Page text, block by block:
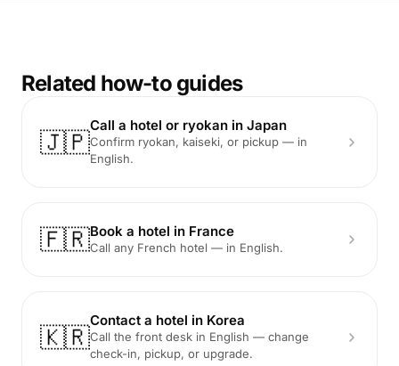
Related how-to guides
🇯🇵
Call a hotel or ryokan in Japan
Confirm ryokan, kaiseki, or pickup — in
English.
🇫🇷Book a hotel in France
Call any French hotel — in English.
🇰🇷
Contact a hotel in Korea
Call the front desk in English — change
check-in, pickup, or upgrade.